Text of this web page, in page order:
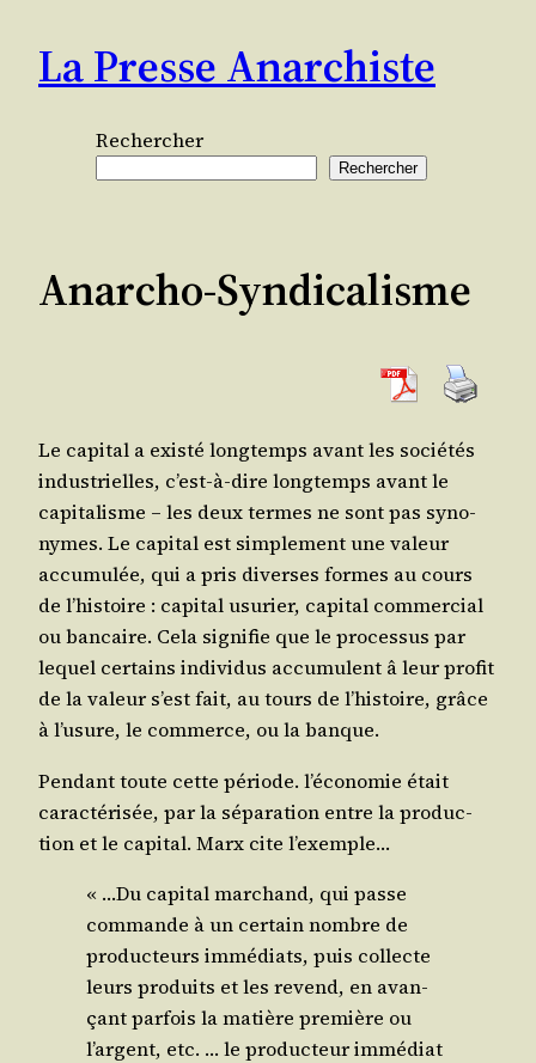
contenu
La Presse Anarchiste
Rechercher
Rechercher
Anarcho-Syndicalisme
Le capi­tal a exis­té long­temps avant les socié­tés
indus­trielles, c’est-à-dire long­temps avant le
capi­ta­lisme – les deux termes ne sont pas syno­
nymes. Le capi­tal est sim­ple­ment une valeur
accu­mu­lée, qui a pris diverses formes au cours
de l’histoire : capi­tal usu­rier, capi­tal com­mer­cial
ou ban­caire. Cela signi­fie que le pro­ces­sus par
lequel cer­tains indi­vi­dus accu­mulent â leur pro­fit
de la valeur s’est fait, au tours de l’histoire, grâce
à l’usure, le com­merce, ou la banque.
Pen­dant toute cette période. l’économie était
carac­té­ri­sée, par la sépa­ra­tion entre la pro­duc­
tion et le capi­tal. Marx cite l’exemple…
« …Du capi­tal mar­chand, qui passe
com­mande à un cer­tain nombre de
pro­duc­teurs immé­diats, puis col­lecte
leurs pro­duits et les revend, en avan­
çant par­fois la matière pre­mière ou
l’argent, etc. … le pro­duc­teur immé­diat